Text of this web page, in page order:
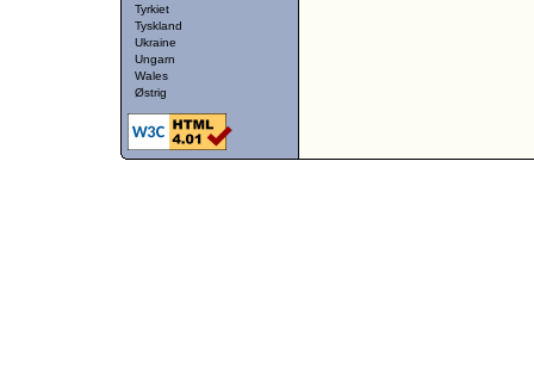
Tyrkiet
Tyskland
Ukraine
Ungarn
Wales
Østrig